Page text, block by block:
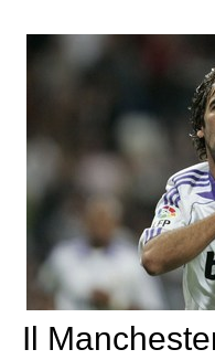
Il